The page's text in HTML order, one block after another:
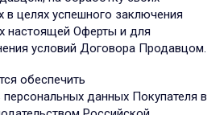
в целях успешного заключения
настоящей Оферты и для
условий Договора Продавцом.
обеспечить
данных Покупателя в